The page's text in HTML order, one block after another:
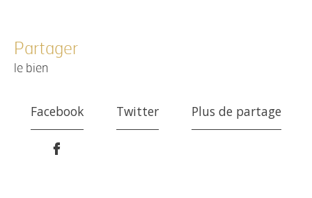
partager
le bien
Facebook Twitter Plus de partage